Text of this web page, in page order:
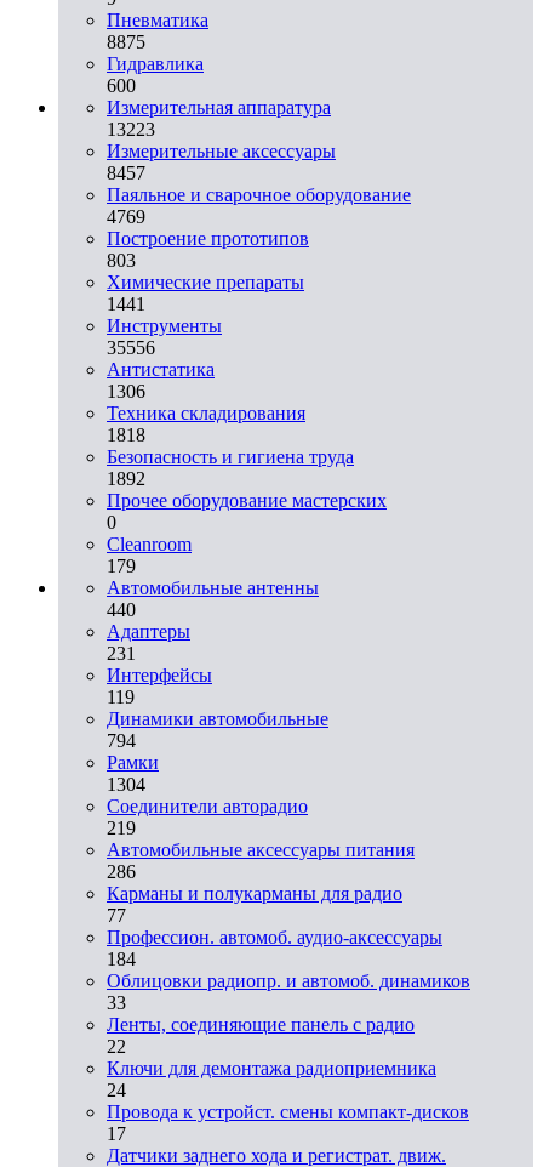
Пневматика
8875
Гидравлика
600
Измерительная аппаратура
13223
Измерительные аксессуары
8457
Паяльное и сварочное оборудование
4769
Построение прототипов
803
Химические препараты
1441
Инструменты
35556
Aнтистатика
1306
Техника складирования
1818
Безопасность и гигиена труда
1892
Прочее оборудование мастерских
0
Cleanroom
179
Автомобильные антенны
440
Адаптеры
231
Интерфейсы
119
Динамики автомобильные
794
Рамки
1304
Соединители авторадио
219
Автомобильные аксессуары питания
286
Карманы и полукарманы для радио
77
Профессион. автомоб. аудио-аксессуары
184
Облицовки радиопр. и автомоб. динамиков
33
Ленты, соединяющие панель с радио
22
Ключи для демонтажа радиоприемника
24
Провода к устройст. смены компакт-дисков
17
Датчики заднего хода и регистрат. движ.